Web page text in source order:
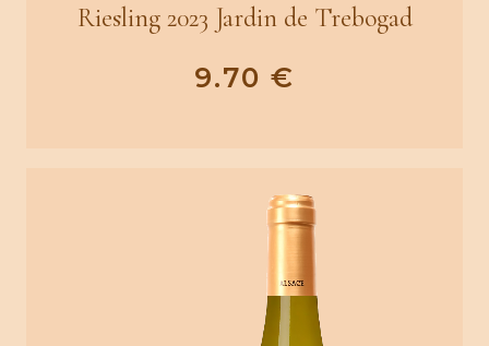
Riesling 2023 Jardin de Trebogad
9.70 €